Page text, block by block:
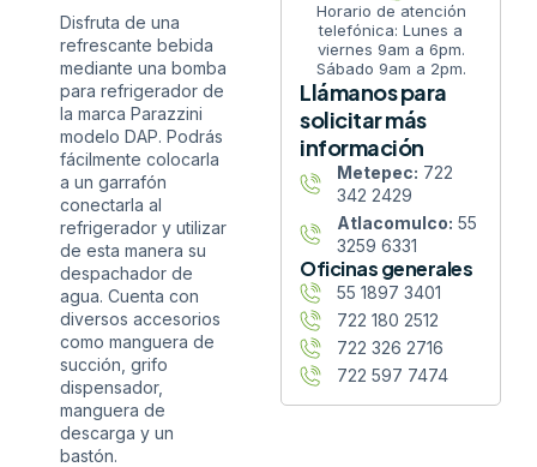
Disfruta de una
refrescante bebida
mediante una bomba
para refrigerador de
la marca Parazzini
modelo DAP. Podrás
fácilmente colocarla
a un garrafón
conectarla al
refrigerador y utilizar
de esta manera su
despachador de
agua. Cuenta con
diversos accesorios
como manguera de
succión, grifo
dispensador,
manguera de
descarga y un
bastón.
Horario de atención
telefónica: Lunes a
viernes 9am a 6pm.
Sábado 9am a 2pm.
Llámanos para
solicitar más
información
Metepec: 722
342 2429
Atlacomulco: 55
3259 6331
Oficinas generales
55 1897 3401
722 180 2512
722 326 2716
722 597 7474